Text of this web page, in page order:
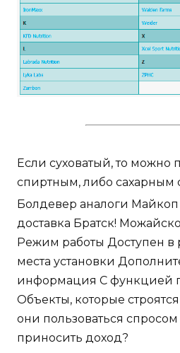
Если суховатый, то можно
спиртным, либо сахарным
Болдевер аналоги Майкоп
доставка Братск!
Режим работы Доступен в
места установки
информация С функцией
Объекты, которые
они пользоваться
приносить доход?